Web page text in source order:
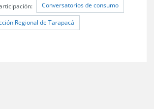
Conversatorios de consumo
Regional de Tarapacá